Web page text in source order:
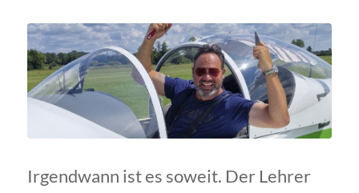
Irgendwann ist es soweit. Der Lehrer